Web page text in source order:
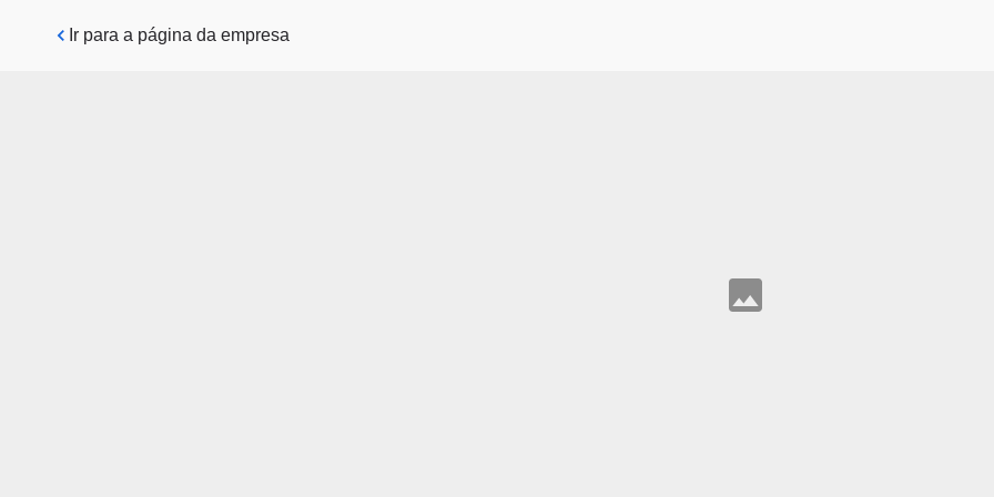
Pular para o conteúdo principal
Ir para a página da empresa